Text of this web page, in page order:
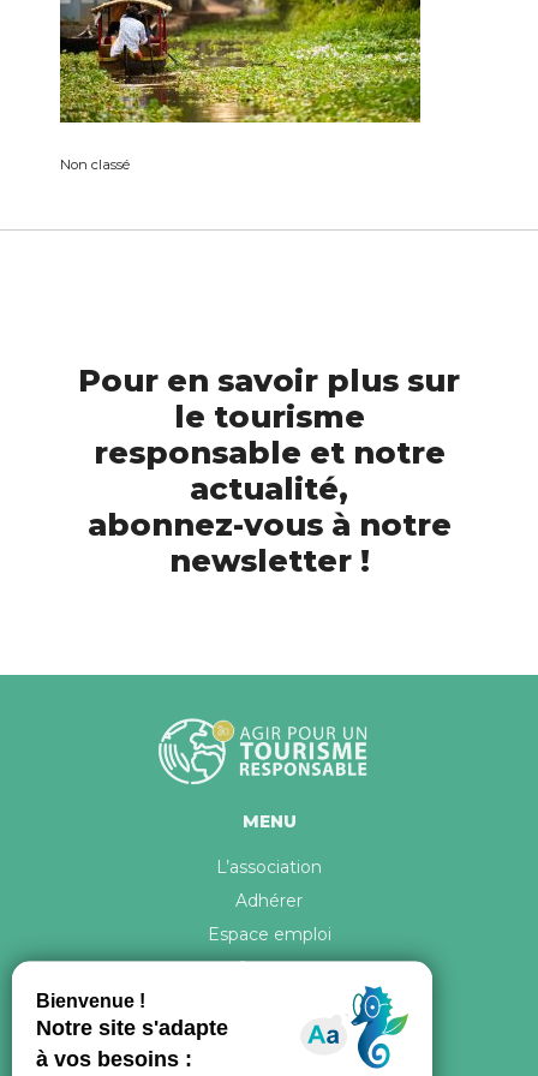
Non classé
Pour en savoir plus sur
le tourisme
responsable et notre
actualité,
abonnez-vous à notre
newsletter !
MENU
L’association
Adhérer
Espace emploi
Contact